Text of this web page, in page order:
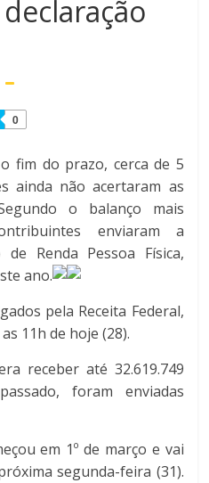
0
fim do prazo, cerca de 5
ainda não acertaram as
o balanço mais
enviaram a
Renda Pessoa Física,
ano.
pela Receita Federal,
11h de hoje (28).
receber até 32.619.749
foram enviadas
em 1º de março e vai
segunda-feira (31).